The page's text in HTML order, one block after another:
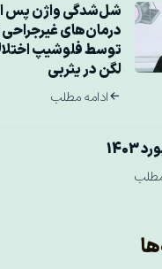
شل‌شدگی واژن پس
درمان‌های
توسط فلوشیپ
لگن در یثربی
ادامه مطلب